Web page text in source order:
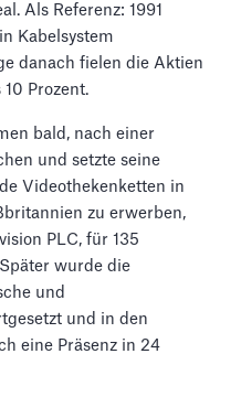
Als Referenz: 1991
Kabelsystem
danach fielen die Aktien
Prozent.
bald, nach einer
und setzte seine
Videothekenketten in
zu erwerben,
PLC, für 135
wurde die
und
und in den
eine Präsenz in 24